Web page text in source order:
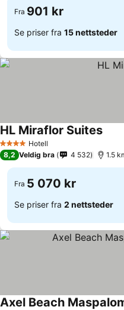
Fra 901 kr
Se priser fra 15 nettsteder
4 StjernerHotell
HL Miraflor SuitesSe
8,2 Veldig bra 4 532 1.5
Fra 5 070 kr
Se priser fra 2 nettsteder
Axel Beach